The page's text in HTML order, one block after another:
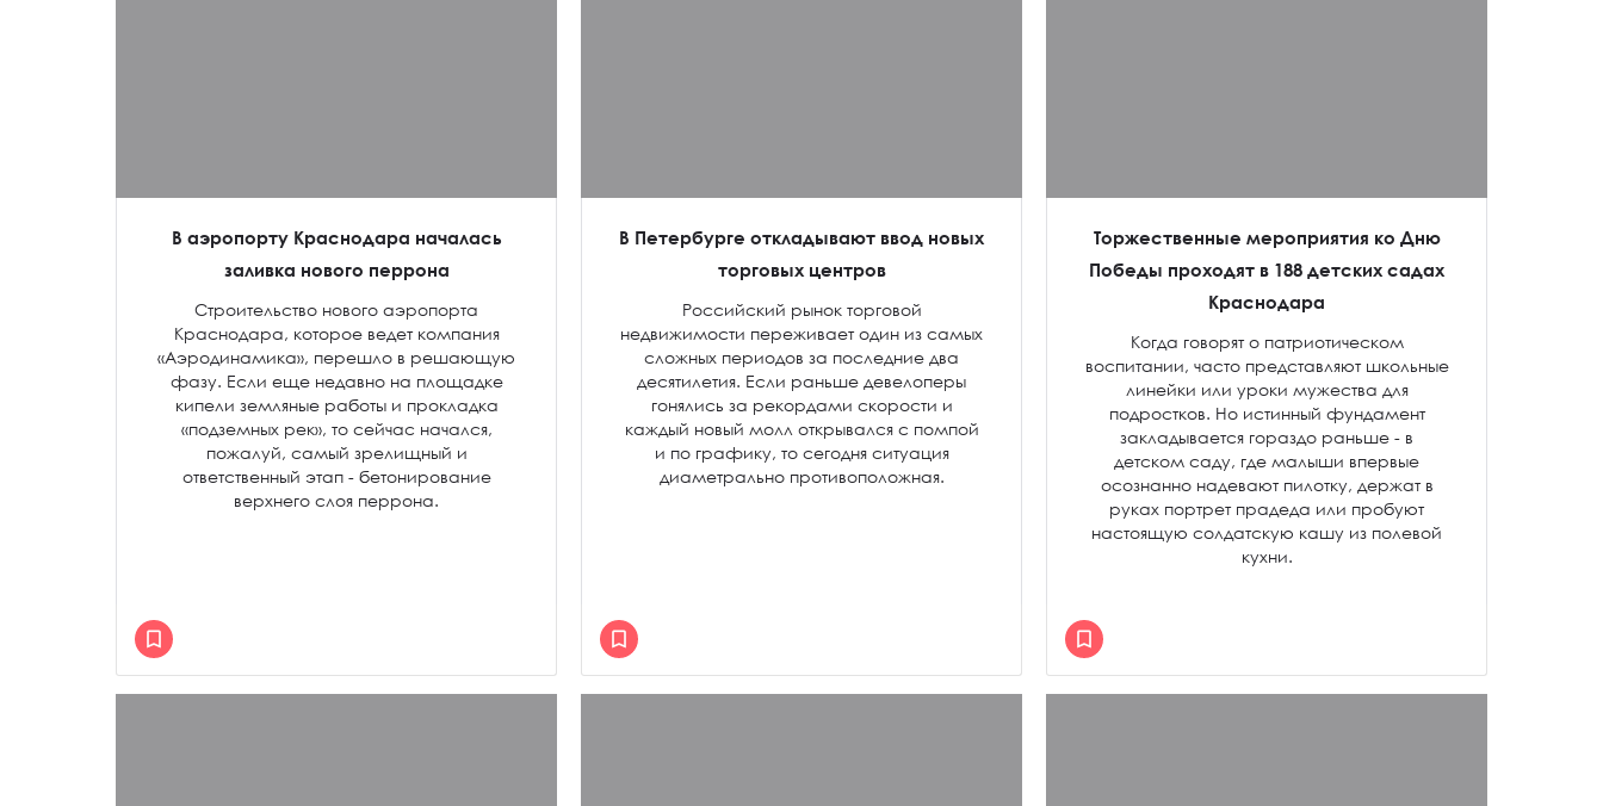
В аэропорту Краснодара началась
заливка нового перрона
Строительство нового аэропорта
Краснодара, которое ведет компания
«Аэродинамика», перешло в решающую
фазу. Если еще недавно на площадке
кипели земляные работы и прокладка
«подземных рек», то сейчас начался,
пожалуй, самый зрелищный и
ответственный этап - бетонирование
верхнего слоя перрона.
В Петербурге откладывают ввод новых
торговых центров
Российский рынок торговой
недвижимости переживает один из самых
сложных периодов за последние два
десятилетия. Если раньше девелоперы
гонялись за рекордами скорости и
каждый новый молл открывался с помпой
и по графику, то сегодня ситуация
диаметрально противоположная.
Торжественные мероприятия ко Дню
Победы проходят в 188 детских садах
Краснодара
Когда говорят о патриотическом
воспитании, часто представляют школьные
линейки или уроки мужества для
подростков. Но истинный фундамент
закладывается гораздо раньше - в
детском саду, где малыши впервые
осознанно надевают пилотку, держат в
руках портрет прадеда или пробуют
настоящую солдатскую кашу из полевой
кухни.